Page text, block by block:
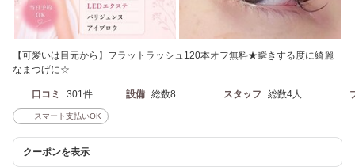
【可愛いは目元から】フラットラッシュ120本オフ無料★瞬きする度に綺麗
なまつげに☆
口コミ 301件 設備 総数8 スタッフ 総数4人
スマート支払いOK
クーポンを表示